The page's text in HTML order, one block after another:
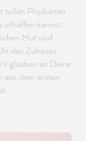
tollen Produkten
schaffen kannst,
Mut und
das Zuhause
glauben an Deine
aus dem ersten